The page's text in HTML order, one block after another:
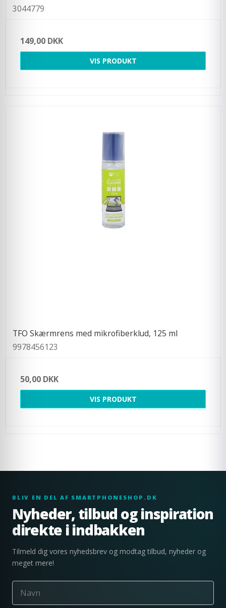
3044779
149,00 DKK
VIS PRODUKT
TFO Skærmrens med mikrofiberklud, 125 ml
9978456123
50,00 DKK
VIS PRODUKT
BLIV EN DEL AF SMARTPHONESHOP.DK
Nyheder, tilbud og inspiration
direkte i indbakken
Tilmeld dig vores nyhedsbrev og modtag tilbud, nyheder og
meget mere!